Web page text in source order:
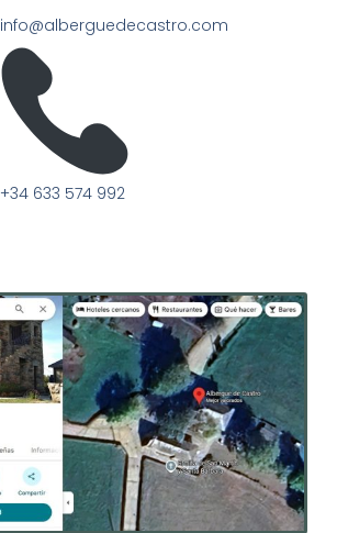
info@alberguedecastro.com
+34 633 574 992